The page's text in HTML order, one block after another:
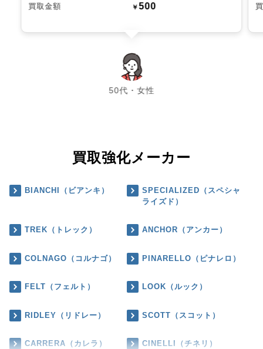
買取金額 ￥500
50代・女性
chevron_left chevron_right
買取強化メーカー
BIANCHI（ビアンキ）
SPECIALIZED（スペシャ
ライズド）
TREK（トレック） ANCHOR（アンカー）
COLNAGO（コルナゴ） PINARELLO（ピナレロ）
FELT（フェルト） LOOK（ルック）
RIDLEY（リドレー） SCOTT（スコット）
CARRERA（カレラ） CINELLI（チネリ）